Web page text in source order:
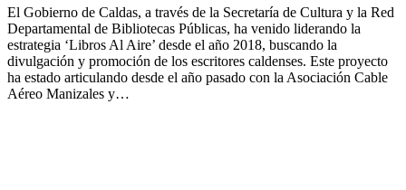
El Gobierno de Caldas, a través de la Secretaría de Cultura y la Red
Departamental de Bibliotecas Públicas, ha venido liderando la
estrategia ‘Libros Al Aire’ desde el año 2018, buscando la
divulgación y promoción de los escritores caldenses. Este proyecto
ha estado articulando desde el año pasado con la Asociación Cable
Aéreo Manizales y…